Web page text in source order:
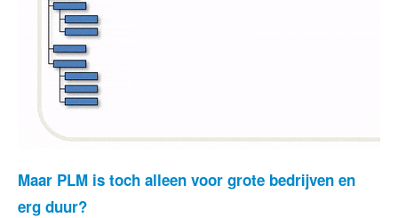
Maar PLM is toch alleen voor grote bedrijven en
erg duur?